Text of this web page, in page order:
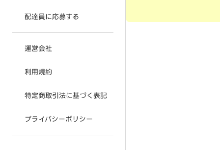
配達員に応募する
運営会社
利用規約
特定商取引法に基づく表記
プライバシーポリシー